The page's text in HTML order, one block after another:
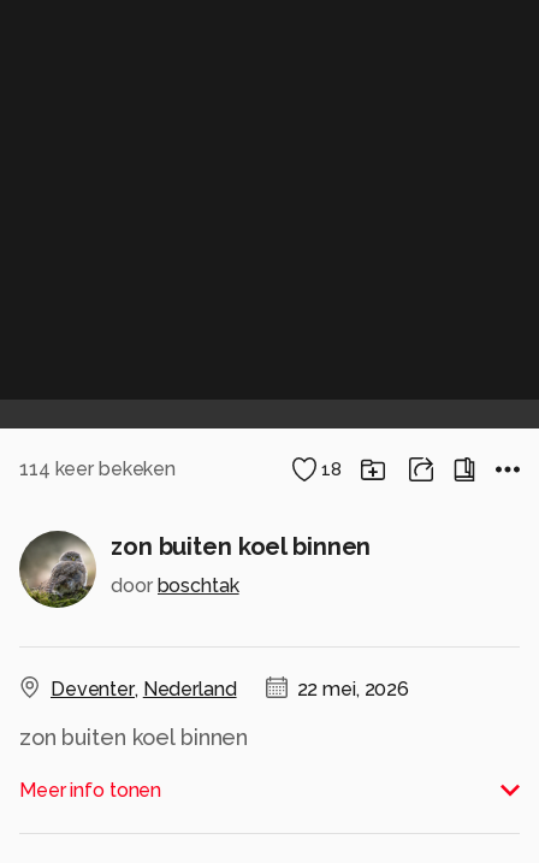
114 keer bekeken 18
zon buiten koel binnen
door boschtak
Deventer, Nederland 22 mei, 2026
zon buiten koel binnen
Alle rechten voorbehouden
Meer info tonen